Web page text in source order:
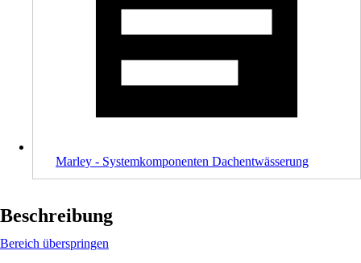
Marley - Systemkomponenten Dachentwässerung
Beschreibung
Bereich überspringen